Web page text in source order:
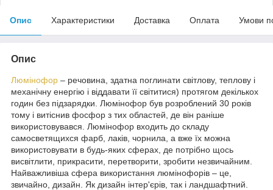
Опис Характеристики Доставка Оплата Умови
Опис
Люмінофор – речовина, здатна поглинати світлову, теплову і
механічну енергію і віддавати її світитися) протягом декількох
годин без підзарядки. Люмінофор був розроблений 30 років
тому і витіснив фосфор з тих областей, де він раніше
використовувався. Люмінофор входить до складу
самосветящихся фарб, лаків, чорнила, а вже їх можна
використовувати в будь-яких сферах, де потрібно щось
висвітлити, прикрасити, перетворити, зробити незвичайним.
Найважливіша сфера використання люмінофорів – це,
звичайно, дизайн. Як дизайн інтер'єрів, так і ландшафтний.